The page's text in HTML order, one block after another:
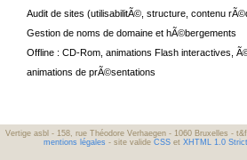
Audit de sites (utilisabilitÃ©, structure, contenu
Gestion de noms de domaine et hÃ©bergements
Offline : CD-Rom, animations Flash interactives,
animations de prÃ©sentations
Vertige asbl - 158, rue Théodore Verhaegen - 1060 Bruxelles -
mentions légales - site valide CSS et XHTML 1.0 Strict